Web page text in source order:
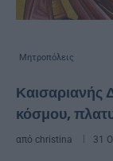
Μητροπόλεις
Καισαριανής
κόσμου,
από christina 31